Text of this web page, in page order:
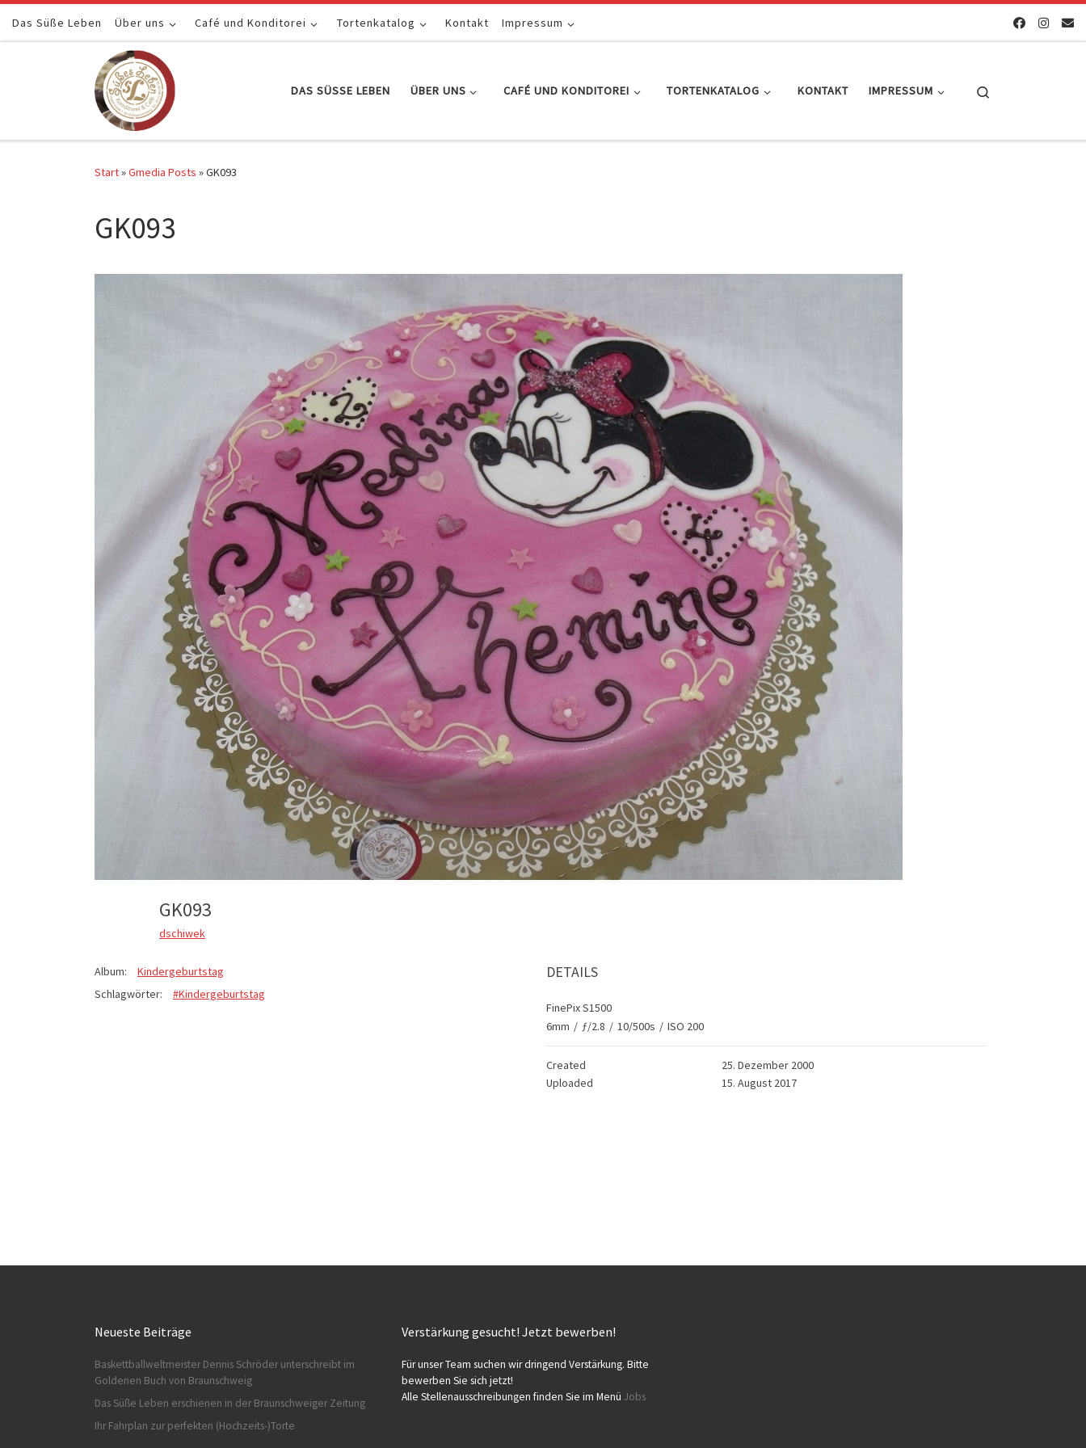
Zum Inhalt springen
Das Süße Leben Über uns Café und Konditorei Tortenkatalog Kontakt Impressum
DAS SÜSSE LEBEN ÜBER UNS CAFÉ UND KONDITOREI TORTENKATALOG KONTAKT IMPRESSUM
Start»Gmedia Posts »GK093
GK093
GK093
dschiwek
Album:
Kindergeburtstag
Schlagwörter:
#Kindergeburtstag
DETAILS
FinePix S1500
6mm / ƒ/2.8 / 10/500s / ISO 200
Created
25. Dezember 2000
Uploaded
15. August 2017
Neueste Beiträge
Baskettballweltmeister Dennis Schröder unterschreibt im
Goldenen Buch von Braunschweig
Das Süße Leben erschienen in der Braunschweiger Zeitung
Ihr Fahrplan zur perfekten (Hochzeits-)Torte
Verstärkung gesucht! Jetzt bewerben!
Für unser Team suchen wir dringend Verstärkung. Bitte
bewerben Sie sich jetzt!
Alle Stellenausschreibungen finden Sie im Menü Jobs